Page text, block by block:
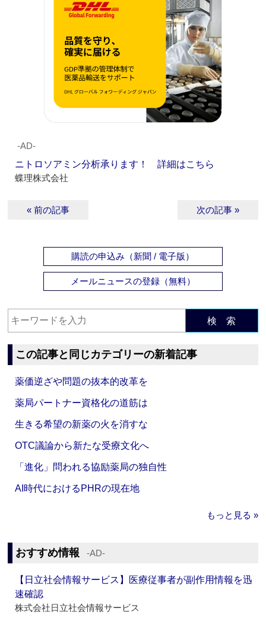
‐AD‐
ニトロソアミン分析承ります！ 詳細はこちら
蝶理株式会社
« 前の記事 次の記事 »
購読の申込み（新聞 / 電子版）
メールニュースの登録（無料）
検 索
この記事と同じカテゴリーの新着記事
薬価逆ざや問題の抜本的改革を
薬局パートナー資格化の道筋は
生きる希望の新薬の火を消すな
OTC議論から新たな受療文化へ
「進化」問われる協励薬局の独自性
AI時代におけるPHRの現在地
もっと見る »
おすすめ情報 ‐AD‐
【日立社会情報サービス】医療従事者が副作用情報を迅
速確認
株式会社日立社会情報サービス